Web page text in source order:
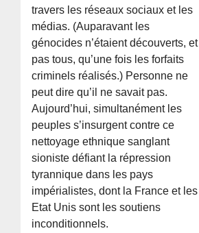
travers les réseaux sociaux et les
médias. (Auparavant les
génocides n’étaient découverts, et
pas tous, qu’une fois les forfaits
criminels réalisés.) Personne ne
peut dire qu’il ne savait pas.
Aujourd’hui, simultanément les
peuples s’insurgent contre ce
nettoyage ethnique sanglant
sioniste défiant la répression
tyrannique dans les pays
impérialistes, dont la France et les
Etat Unis sont les soutiens
inconditionnels.